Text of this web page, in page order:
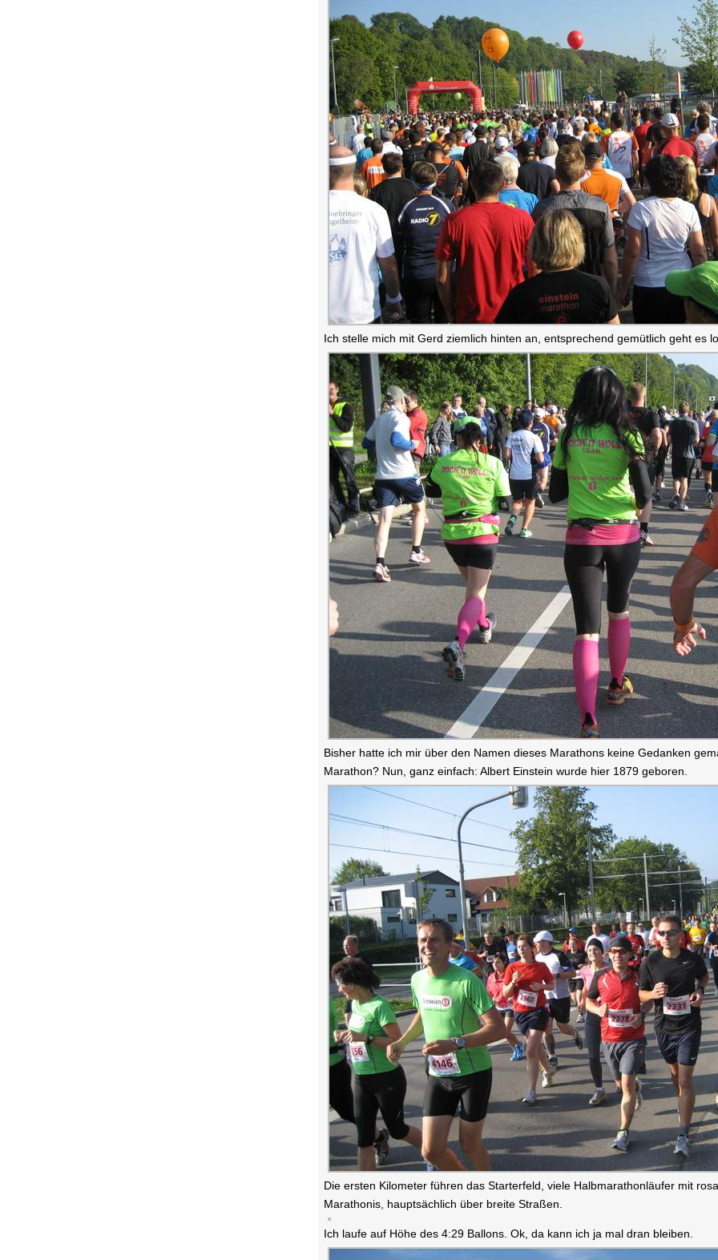
Ich stelle mich mit Gerd ziemlich hinten an, entsprechend gemütlich geht es
Bisher hatte ich mir über den Namen dieses Marathons keine Gedanken
Marathon? Nun, ganz einfach: Albert Einstein wurde hier 1879 geboren.
Die ersten Kilometer führen das Starterfeld, viele Halbmarathonläufer mit
Marathonis, hauptsächlich über breite Straßen.
Ich laufe auf Höhe des 4:29 Ballons. Ok, da kann ich ja mal dran bleiben.